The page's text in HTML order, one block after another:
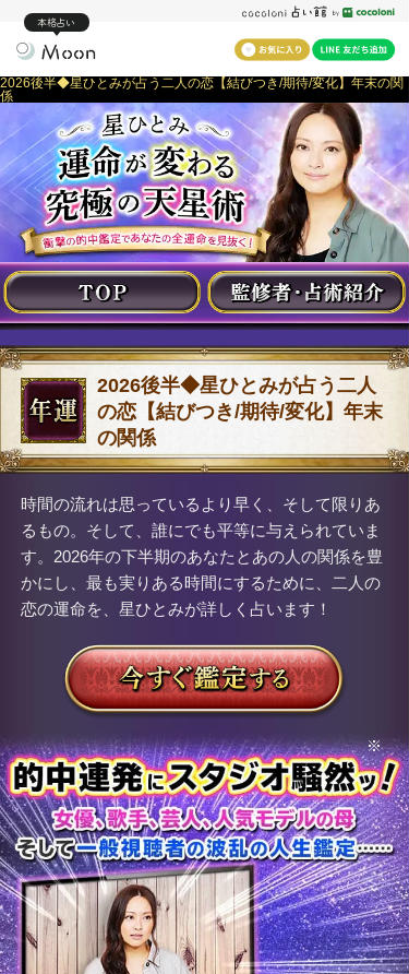
本格占い
2026後半◆星ひとみが占う二人の恋【結びつき/期待/変化】年末の関
係
2026後半◆星ひとみが占う二人
の恋【結びつき/期待/変化】年末
の関係
時間の流れは思っているより早く、そして限りあ
るもの。そして、誰にでも平等に与えられていま
す。2026年の下半期のあなたとあの人の関係を豊
かにし、最も実りある時間にするために、二人の
恋の運命を、星ひとみが詳しく占います！
※